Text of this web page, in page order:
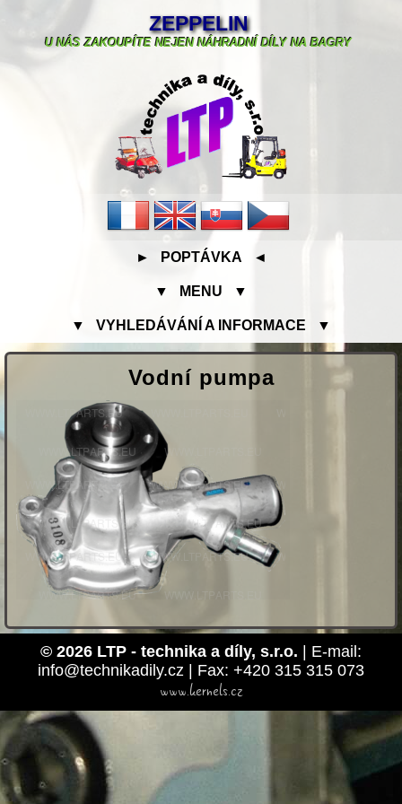
ZEPPELIN
U NÁS ZAKOUPÍTE NEJEN NÁHRADNÍ DÍLY NA BAGRY
► POPTÁVKA ◄
▼ MENU ▼
▼ VYHLEDÁVÁNÍ A INFORMACE ▼
Vodní pumpa
© 2026 LTP - technika a díly, s.r.o. | E-mail:
info@technikadily.cz | Fax: +420 315 315 073
www.kernels.cz